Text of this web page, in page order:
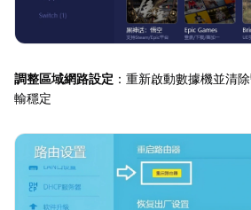
調整區域網路設定 ：重新啟動數據機並清
輸穩定